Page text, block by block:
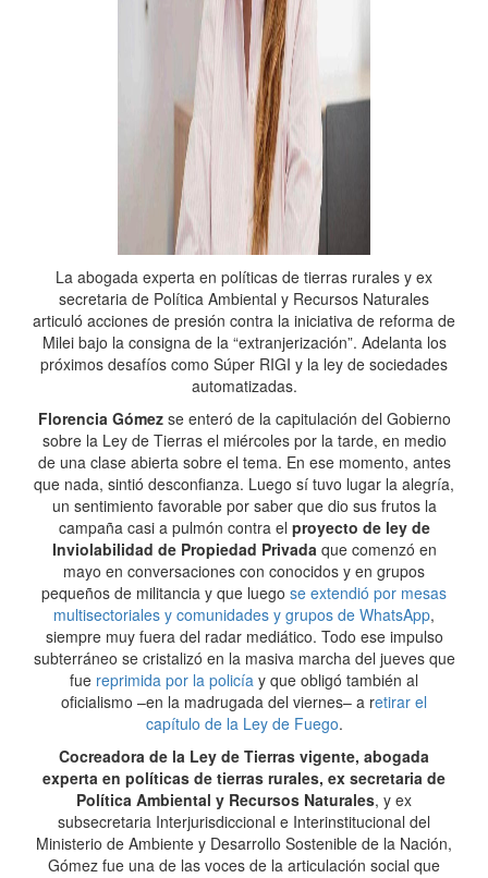
La abogada experta en políticas de tierras rurales y ex
secretaria de Política Ambiental y Recursos Naturales
articuló acciones de presión contra la iniciativa de reforma de
Milei bajo la consigna de la “extranjerización”. Adelanta los
próximos desafíos como Súper RIGI y la ley de sociedades
automatizadas.
Florencia Gómezse enteró de la capitulación del Gobierno
sobre la Ley de Tierras el miércoles por la tarde, en medio
de una clase abierta sobre el tema. En ese momento, antes
que nada, sintió desconfianza. Luego sí tuvo lugar la alegría,
un sentimiento favorable por saber que dio sus frutos la
campaña casi a pulmón contra el proyecto de ley de
Inviolabilidad de Propiedad Privadaque comenzó en
mayo en conversaciones con conocidos y en grupos
pequeños de militancia y que luego se extendió por mesas
multisectoriales y comunidades y grupos de WhatsApp,
siempre muy fuera del radar mediático. Todo ese impulso
subterráneo se cristalizó en la masiva marcha del jueves que
fue reprimida por la policía y que obligó también al
oficialismo –en la madrugada del viernes– a retirar el
capítulo de la Ley de Fuego.
Cocreadora de la Ley de Tierras vigente, abogada
experta en políticas de tierras rurales, ex secretaria de
Política Ambiental y Recursos Naturales, y ex
subsecretaria Interjurisdiccional e Interinstitucional del
Ministerio de Ambiente y Desarrollo Sostenible de la Nación,
Gómez fue una de las voces de la articulación social que